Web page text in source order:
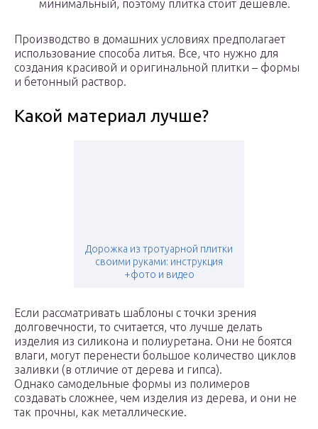
минимальный, поэтому плитка стоит дешевле.
Производство в домашних условиях предполагает
использование способа литья. Все, что нужно для
создания красивой и оригинальной плитки – формы
и бетонный раствор.
Какой материал лучше?
Дорожка из тротуарной плитки
своими руками: инструкция
+фото и видео
Если рассматривать шаблоны с точки зрения
долговечности, то считается, что лучше делать
изделия из силикона и полиуретана. Они не боятся
влаги, могут перенести большое количество циклов
заливки (в отличие от дерева и гипса).
Однако самодельные формы из полимеров
создавать сложнее, чем изделия из дерева, и они не
так прочны, как металлические.